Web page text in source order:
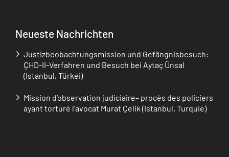
Neueste Nachrichten
Justizbeobachtungsmission und Gefängnisbesuch:
ÇHD-II-Verfahren und Besuch bei Aytaç Ünsal
(Istanbul, Türkei)
Mission d’observation judiciaire– procès des policiers
ayant torturé l’avocat Murat Çelik (Istanbul, Turquie)